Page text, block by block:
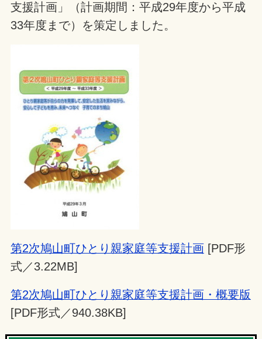
支援計画」（計画期間：平成29年度から平成
33年度まで）を策定しました。
第2次鳩山町ひとり親家庭等支援計画[PDF形
式／3.22MB]
第2次鳩山町ひとり親家庭等支援計画・概要版
[PDF形式／940.38KB]